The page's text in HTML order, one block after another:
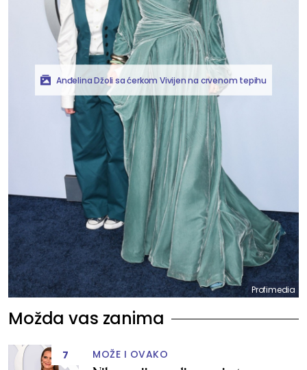
Profimedia
Anđelina Džoli sa ćerkom Vivijen na crvenom tepihu
Možda vas zanima
7 MOŽE I OVAKO